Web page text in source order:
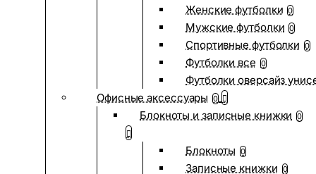
Женские футболки 0
Мужские футболки 0
Спортивные футболки 0
Футболки все 0
Футболки оверсайз
Офисные аксессуары 0
Блокноты и записные книжки 0
Блокноты 0
Записные книжки 0